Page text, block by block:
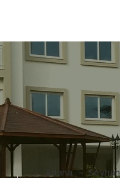
Adana - Seyhan